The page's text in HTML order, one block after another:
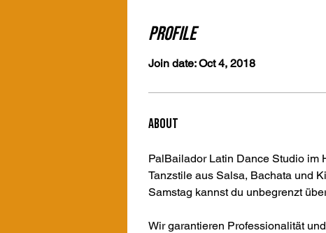
Profile
Join date: Oct 4, 2018
About
PalBailador Latin Dance Studio im
Tanzstile aus Salsa, Bachata und
Samstag kannst du unbegrenzt
Wir garantieren Professionalität